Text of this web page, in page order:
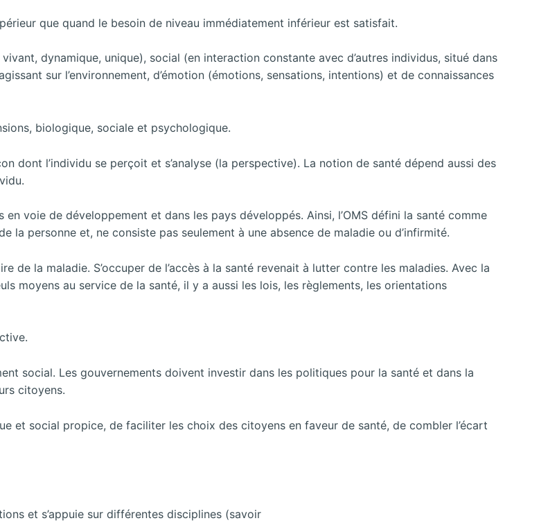
que quand le besoin de niveau immédiatement inférieur est satisfait.
dynamique, unique), social (en interaction constante avec d’autres individus, situé dans
sur l’environnement, d’émotion (émotions, sensations, intentions) et de connaissances
biologique, sociale et psychologique.
dont l’individu se perçoit et s’analyse (la perspective). La notion de santé dépend aussi des
voie de développement et dans les pays développés. Ainsi, l’OMS défini la santé comme
personne et, ne consiste pas seulement à une absence de maladie ou d’infirmité.
de la maladie. S’occuper de l’accès à la santé revenait à lutter contre les maladies. Avec la
moyens au service de la santé, il y a aussi les lois, les règlements, les orientations
social. Les gouvernements doivent investir dans les politiques pour la santé et dans la
citoyens.
et social propice, de faciliter les choix des citoyens en faveur de santé, de combler l’écart
et s’appuie sur différentes disciplines (savoir